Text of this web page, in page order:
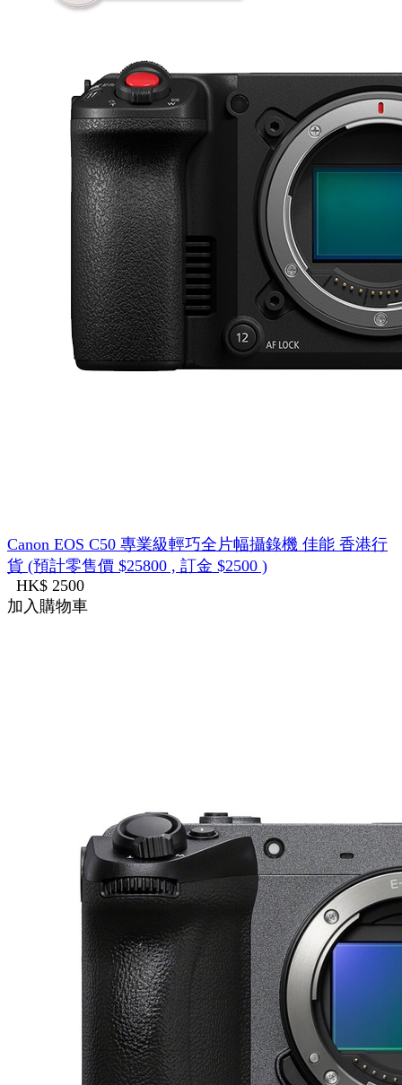
Canon EOS C50 專業級輕巧全片幅攝錄機 佳能 香港行
貨 (預計零售價 $25800 , 訂金 $2500 )
HK$ 2500
加入購物車